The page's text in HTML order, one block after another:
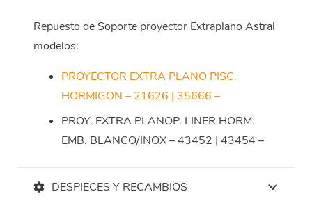
Repuesto de Soporte proyector Extraplano Astral
modelos:
PROYECTOR EXTRA PLANO PISC.
HORMIGON – 21626 | 35666 –
PROY. EXTRA PLANOP. LINER HORM.
EMB. BLANCO/INOX – 43452 | 43454 –
DESPIECES Y RECAMBIOS